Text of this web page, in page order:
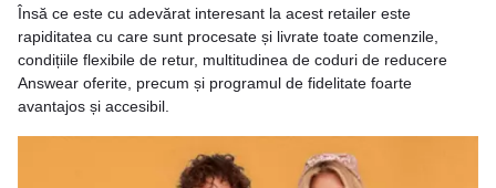
Însă ce este cu adevărat interesant la acest retailer este
rapiditatea cu care sunt procesate și livrate toate comenzile,
condițiile flexibile de retur, multitudinea de coduri de reducere
Answear oferite, precum și programul de fidelitate foarte
avantajos și accesibil.